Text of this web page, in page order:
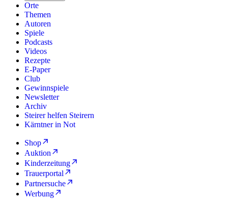
Orte
Themen
Autoren
Spiele
Podcasts
Videos
Rezepte
E-Paper
Club
Gewinnspiele
Newsletter
Archiv
Steirer helfen Steirern
Kärntner in Not
Shop
Auktion
Kinderzeitung
Trauerportal
Partnersuche
Werbung